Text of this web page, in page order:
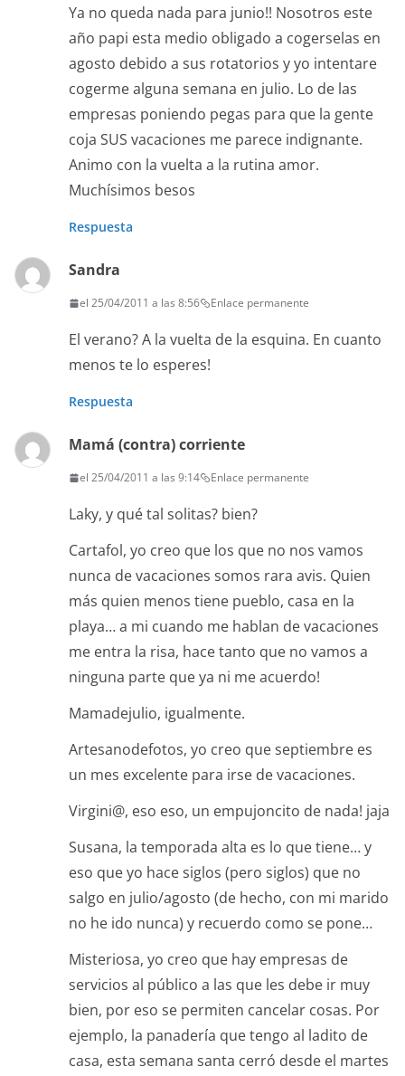
Ya no queda nada para junio!! Nosotros este
año papi esta medio obligado a cogerselas en
agosto debido a sus rotatorios y yo intentare
cogerme alguna semana en julio. Lo de las
empresas poniendo pegas para que la gente
coja SUS vacaciones me parece indignante.
Animo con la vuelta a la rutina amor.
Muchísimos besos
Respuesta
Sandra
el 25/04/2011 a las 8:56 Enlace permanente
El verano? A la vuelta de la esquina. En cuanto
menos te lo esperes!
Respuesta
Mamá (contra) corriente
el 25/04/2011 a las 9:14 Enlace permanente
Laky, y qué tal solitas? bien?
Cartafol, yo creo que los que no nos vamos
nunca de vacaciones somos rara avis. Quien
más quien menos tiene pueblo, casa en la
playa… a mi cuando me hablan de vacaciones
me entra la risa, hace tanto que no vamos a
ninguna parte que ya ni me acuerdo!
Mamadejulio, igualmente.
Artesanodefotos, yo creo que septiembre es
un mes excelente para irse de vacaciones.
Virgini@, eso eso, un empujoncito de nada! jaja
Susana, la temporada alta es lo que tiene… y
eso que yo hace siglos (pero siglos) que no
salgo en julio/agosto (de hecho, con mi marido
no he ido nunca) y recuerdo como se pone…
Misteriosa, yo creo que hay empresas de
servicios al público a las que les debe ir muy
bien, por eso se permiten cancelar cosas. Por
ejemplo, la panadería que tengo al ladito de
casa, esta semana santa cerró desde el martes